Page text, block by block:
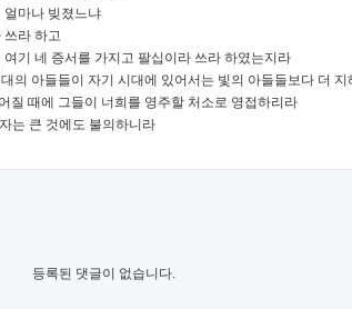
얼마나 빚졌느냐
쓰라 하고
기 네 증서를 가지고 팔십이라 쓰라 하였는지라
의 아들들이 자기 시대에 있어서는 빛의 아들들보다 더
질 때에 그들이 너희를 영주할 처소로 영접하리라
는 큰 것에도 불의하니라
등록된 댓글이 없습니다.